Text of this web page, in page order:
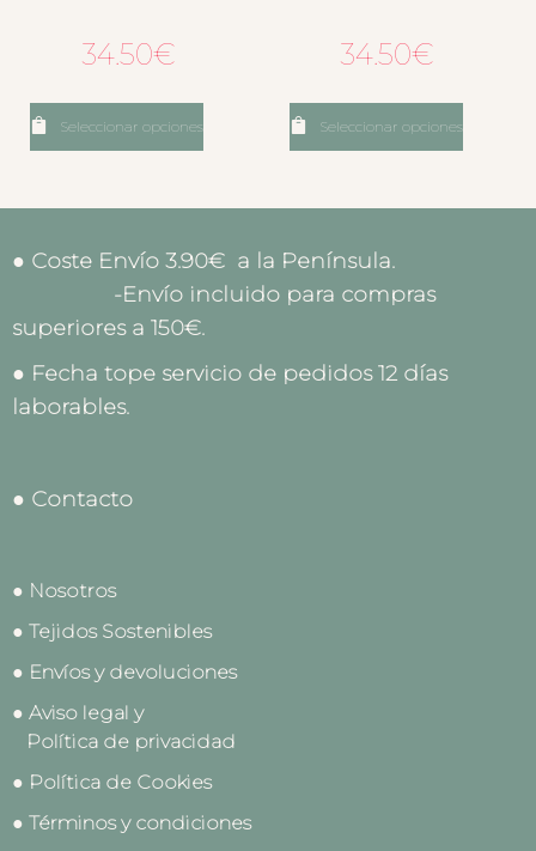
34.50€
Seleccionar opciones
34.50€
Seleccionar opciones
● Coste Envío 3.90€ a la Península.
-Envío incluido para compras
superiores a 150€.
● Fecha tope servicio de pedidos 12 días
laborables.
● Contacto
● Nosotros
● Tejidos Sostenibles
● Envíos y devoluciones
● Aviso legal y
Política de privacidad
● Política de Cookies
● Términos y condiciones